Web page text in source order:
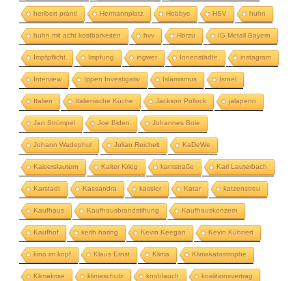
heribert prantl Hermannplatz Hobbys HSV huhn
huhn mit acht kostbarkeiten hvv Hörzu IG Metall Bayern
Impfpflicht Impfung ingwer Innenstädte instagram
Interview Ippen Investigativ Islamismus Israel
Italien Italienische Küche Jackson Pollock jalapeno
Jan Strümpel Joe Biden Johannes Boie
Johann Wadephul Julian Reichelt KaDeWe
Kaiserslautern Kalter Krieg kantstraße Karl Lauterbach
Karstadt Kassandra kassler Katar katzenstreu
Kaufhaus Kaufhausbrandstiftung Kaufhauskonzern
Kaufhof keith haring Kevin Keegan Kevin Kühnert
kino im kopf Klaus Ernst Klima Klimakatastrophe
Klimakrise klimaschutz knoblauch koalitionsvertrag